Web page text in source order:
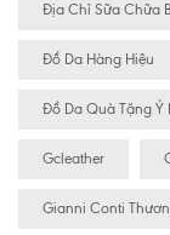
Địa Chỉ Sữa Chữa
Đồ Da Hàng Hiệu
Đồ Da Quà Tặng Ý
Gcleather
Gianni Conti